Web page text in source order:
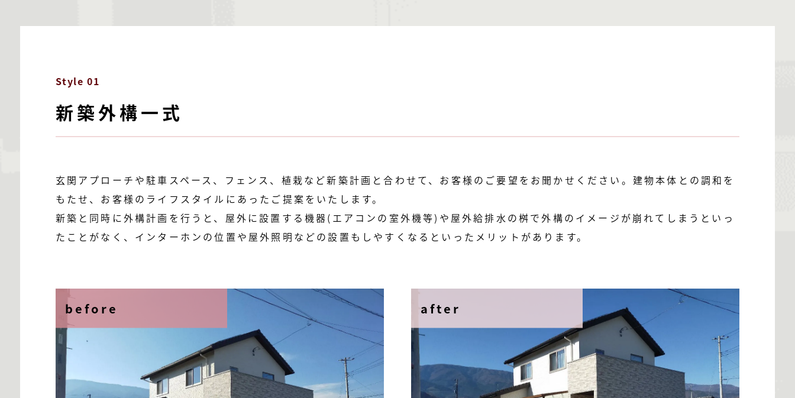
Style 01
新築外構一式
玄関アプローチや駐車スペース、フェンス、植栽など新築計画と合わせて、お客様のご要望をお聞かせください。建物本体との調和を
もたせ、お客様のライフスタイルにあったご提案をいたします。
新築と同時に外構計画を行うと、屋外に設置する機器(エアコンの室外機等)や屋外給排水の桝で外構のイメージが崩れてしまうといっ
たことがなく、インターホンの位置や屋外照明などの設置もしやすくなるといったメリットがあります。
before after